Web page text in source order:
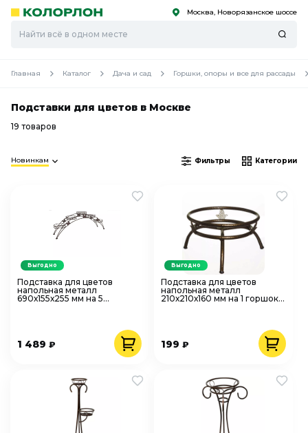
Скоро
Скоро Москва, Новорязанское шоссе
Главная Каталог Дача и сад Горшки, опоры и все для рассады
Подставки для цветов в Москве
19 товаров
Новинкам Фильтры Категории
Подставка для цветов
напольная металл
690х155х255 мм на 5
1 489 ₽
Выгодно
Подставка для цветов
напольная металл
210х210х160 мм на 1 горшок
199₽
Выгодно